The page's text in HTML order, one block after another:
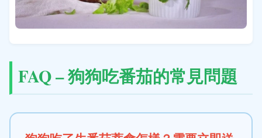
FAQ – 狗狗吃番茄的常見問題